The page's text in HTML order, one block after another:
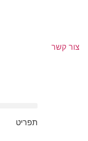
צור קשר
תפריט